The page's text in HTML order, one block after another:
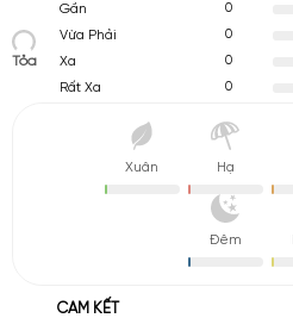
Tỏa
Gần
0
Vừa Phải
0
Xa
0
Rất Xa
0
Xuân Hạ
Đêm
CAM KẾT